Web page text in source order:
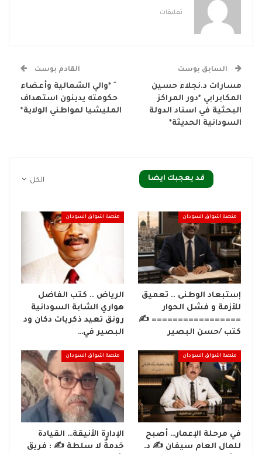
تعليقات
السابق بوست
مسارات د.نجلاء حسين
المكابرابي *دور المراكز
البحثية في اسناد الدولة
السودانية الحديثة*
القادم بوست
َ *والي الشمالية وأعضاء
حكومته يدينون استهداف
المليشيا لمواطني الولاية*
الكل قد يعجبك ايضا
منصة اشواق السودان
إستبعاد الوطنى .. تعميق
للأزمة و فشل الحوار
================= ✍️
كتب /حسن البصير
منصة اشواق السودان
الرياض .. كتب الفاضل
هواري الشابة السودانية
رونق تعيد ذكريات دكان ود
البصير في…
منصة اشواق السودان
في مرحلة الإعمار… أصبح
للمال العام سيفان ✍️ د.
منصة اشواق السودان
الإدارة الأنيقة… القيادة
خدمةٌ لا سلطة ✍️ : فريق